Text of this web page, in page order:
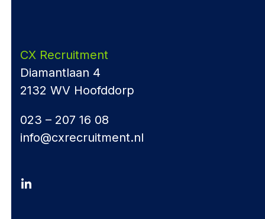
CX Recruitment
Diamantlaan 4
2132 WV Hoofddorp
023 – 207 16 08
info@cxrecruitment.nl
LinkedIn